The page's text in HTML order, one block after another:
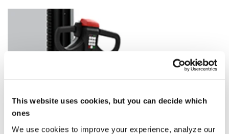
This website uses cookies, but you can decide which
ones
We use cookies to improve your experience, analyze our